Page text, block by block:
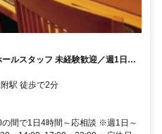
ルスタッフ 未経験歓迎／週1日～
駅 徒歩で2分
間で1日4時間～応相談 ※週1日～